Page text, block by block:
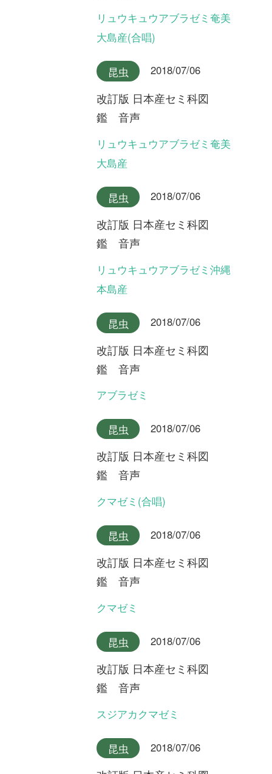
ヤクシマエゾゼミ
昆虫 2018/07/06
改訂版 日本産セミ科図
鑑 音声
エゾゼミ
鑑 音声
コエゾゼミ
昆虫 2018/07/06
改訂版 日本産セミ科図
チョウセンケナガニイニイ
昆虫
改訂版 日本産セミ科図
鑑 音声
イシガキニイニイ
昆虫 2018/07/06
改訂版 日本産セミ科図
鑑 音声
ミヤコニイニイ
改訂版 日本産セミ科図
鑑 音声
クロイワニイニイ奄美大島産
昆虫 2018/07/06
鑑 音声
クロイワニイニイ沖縄本島産
昆虫 2018/07/06
改訂版 日本産セミ科図
昆虫 2018/07/06